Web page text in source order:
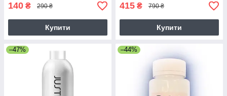
140 ₴ 290 ₴
Купити
415 ₴ 790 ₴
Купити
–47% –44%